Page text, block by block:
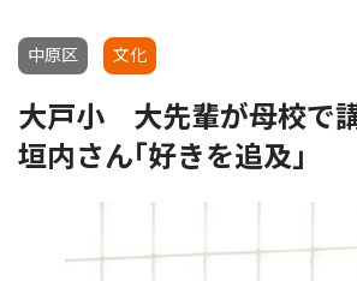
中原区 文化
大戸小 大先輩が母校で
垣内さん｢好きを追及｣